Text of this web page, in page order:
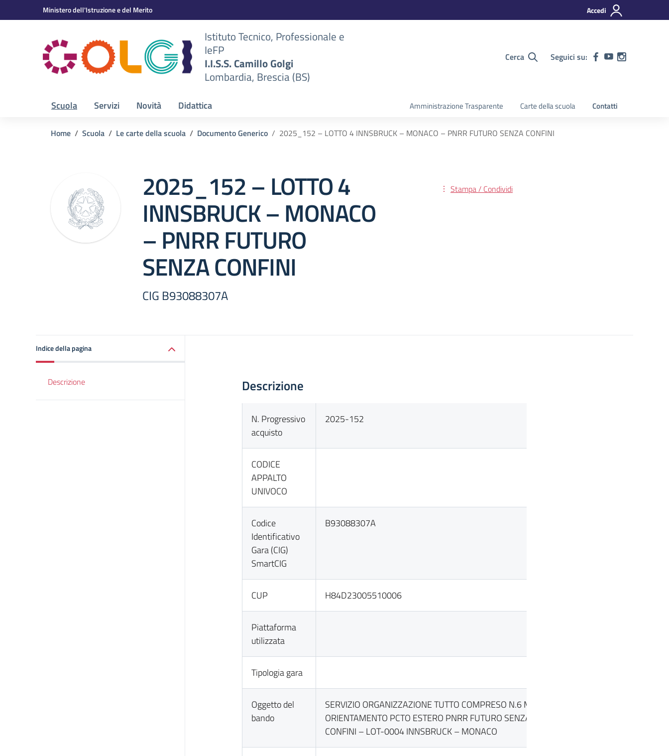
Vai ai contenuti
Vai al menu di navigazioneMinistero dell'Istruzione e del Merito Accedi
Istituto Tecnico, Professionale e
IeFP
I.I.S.S. Camillo Golgi
Lombardia, Brescia (BS)
Cerca Seguici su:
Scuola Servizi Novità Didattica Amministrazione Trasparente Carte della scuola Contatti
Home Scuola Le carte della scuola Documento Generico 2025_152 – LOTTO 4 INNSBRUCK – MONACO – PNRR FUTURO SENZA CONFINI
2025_152 – LOTTO 4
INNSBRUCK – MONACO
– PNRR FUTURO
SENZA CONFINI
CIG B93088307A
Stampa / Condividi
Indice della pagina
Descrizione Descrizione
N. Progressivo
acquisto
2025-152
CODICE
APPALTO
UNIVOCO
Codice
Identificativo
Gara (CIG)
SmartCIG
B93088307A
CUP H84D23005510006
Piattaforma
utilizzata
Tipologia gara
Oggetto del
bando
SERVIZIO ORGANIZZAZIONE TUTTO COMPRESO N.6 MOBILITA
ORIENTAMENTO PCTO ESTERO PNRR FUTURO SENZA
CONFINI – LOT-0004 INNSBRUCK – MONACO